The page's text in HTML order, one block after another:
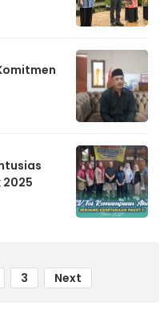
2025
3 Next